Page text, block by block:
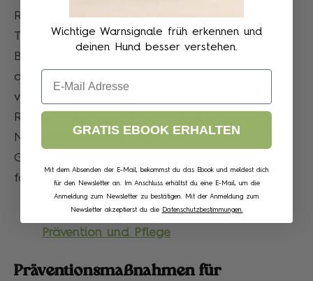
Regelmäßige Kontrolluntersuchungen beim
Tierarzt sind während und nach der
Behandlung notwendig. Diese Kontrollen helfen
dabei, sicherzustellen, dass die Infektion
vollständig beseitigt wurde und verhindern eine
Rückkehr der Kokzidiose. Eine gewissenhafte
Nachbeobachtung trägt dazu bei, die
Gesundheit deines Vierbeiners nachhaltig zu
fördern.
Siehe auch:Havaneser Krankheiten:
Prävention und Pflege
Präventionsmaßnahmen für
Wichtige Warnsignale früh erkennen und
deinen Hund besser verstehen.
Email
GRATIS EBOOK ERHALTEN
Mit dem Absenden der E-Mail, bekommst du das Ebook und meldest dich
für den Newsletter an. Im Anschluss erhältst du eine E-Mail, um die
Anmeldung zum Newsletter zu bestätigen. Mit der Anmeldung zum
Newsletter akzeptierst du die Datenschutzbestimmungen.